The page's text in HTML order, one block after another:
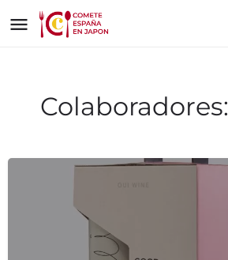
Colaboradores: